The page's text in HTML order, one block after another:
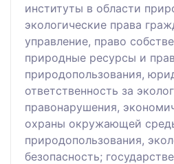
институты в области
экологические права
управление, право
природные ресурсы и
природопользования,
ответственность за
правонарушения,
охраны окружающей
природопользования,
безопасность;